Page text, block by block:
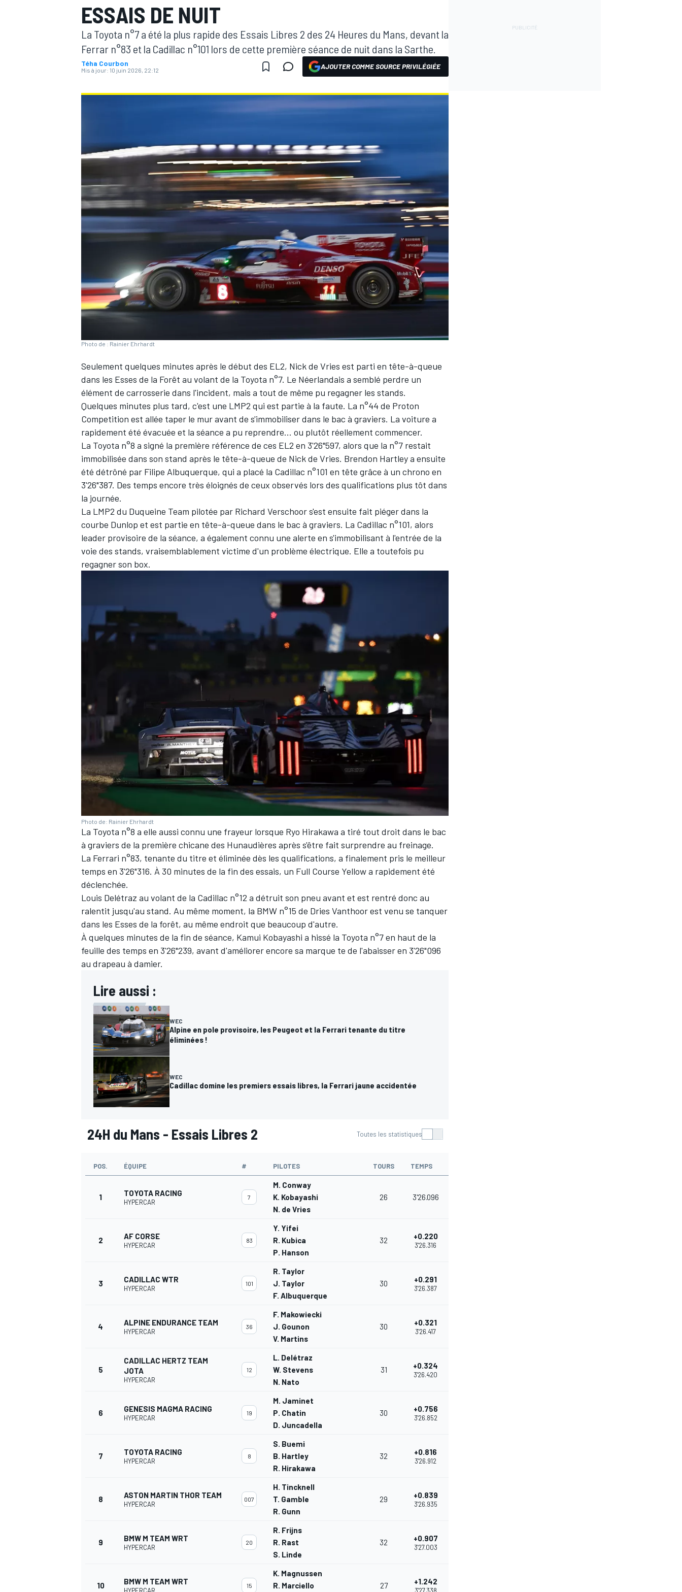
WEC
ESSAIS DE NUIT
La Toyota n°7 a été la plus rapide des Essais Libres 2 des 24 Heures du Mans, devant la
Ferrar n°83 et la Cadillac n°101 lors de cette première séance de nuit dans la Sarthe.
Téha Courbon
Mis à jour: 10 juin 2026, 22:12 AJOUTER COMME SOURCE PRIVILÉGIÉE
Photo de : Rainier Ehrhardt
Seulement quelques minutes après le début des EL2, Nick de Vries est parti en tête-à-queue
dans les Esses de la Forêt au volant de la Toyota n°7. Le Néerlandais a semblé perdre un
élément de carrosserie dans l'incident, mais a tout de même pu regagner les stands.
Quelques minutes plus tard, c'est une LMP2 qui est partie à la faute. La n°44 de Proton
Competition est allée taper le mur avant de s'immobiliser dans le bac à graviers. La voiture a
rapidement été évacuée et la séance a pu reprendre... ou plutôt réellement commencer.
La Toyota n°8 a signé la première référence de ces EL2 en 3'26"597, alors que la n°7 restait
immobilisée dans son stand après le tête-à-queue de Nick de Vries. Brendon Hartleya ensuite
été détrôné par Filipe Albuquerque, qui a placé la Cadillac n°101 en tête grâce à un chrono en
3'26"387. Des temps encore très éloignés de ceux observés lors des qualifications plus tôt dans
la journée.
La LMP2 du Duqueine Team pilotée par Richard Verschoor s'est ensuite fait piéger dans la
courbe Dunlop et est partie en tête-à-queue dans le bac à graviers. La Cadillac n°101, alors
leader provisoire de la séance, a également connu une alerte en s'immobilisant à l'entrée de la
voie des stands, vraisemblablement victime d'un problème électrique. Elle a toutefois pu
regagner son box.
Photo de: Rainier Ehrhardt
La Toyota n°8 a elle aussi connu une frayeur lorsque Ryo Hirakawa a tiré tout droit dans le bac
à graviers de la première chicane des Hunaudières après s'être fait surprendre au freinage.
La Ferrari n°83, tenante du titre et éliminée dès les qualifications, a finalement pris le meilleur
temps en 3'26"316. À 30 minutes de la fin des essais, un Full Course Yellow a rapidement été
déclenchée.
Louis Delétraz au volant de la Cadillac n°12 a détruit son pneu avant et est rentré donc au
ralentit jusqu'au stand. Au même moment, la BMW n°15 de Dries Vanthoorest venu se tanquer
dans les Esses de la forêt, au même endroit que beaucoup d'autre.
À quelques minutes de la fin de séance, Kamui Kobayashi a hissé la Toyota n°7 en haut de la
feuille des temps en 3'26"239, avant d'améliorer encore sa marque te de l'abaisser en 3'26"096
au drapeau à damier.
Lire aussi :
WEC
Alpine en pole provisoire, les Peugeot et la Ferrari tenante du titre
éliminées !
WEC
Cadillac domine les premiers essais libres, la Ferrari jaune accidentée
24H du Mans - Essais Libres 2 Toutes les statistiques
POS. ÉQUIPE # PILOTES TOURS TEMPS
1 TOYOTA RACING
HYPERCAR
7
M. Conway
K. Kobayashi
N. de Vries
26 3'26.096
2 AF CORSE
HYPERCAR
83
Y. Yifei
R. Kubica
P. Hanson
32 +0.220
3'26.316
3 CADILLAC WTR
HYPERCAR
101
R. Taylor
J. Taylor
F. Albuquerque
30 +0.291
3'26.387
4 ALPINE ENDURANCE TEAM
HYPERCAR
36
F. Makowiecki
J. Gounon
V. Martins
30 +0.321
3'26.417
5
CADILLAC HERTZ TEAM
JOTA
HYPERCAR
12
L. Delétraz
W. Stevens
N. Nato
31 +0.324
3'26.420
6 GENESIS MAGMA RACING
HYPERCAR
19
M. Jaminet
P. Chatin
D. Juncadella
30 +0.756
3'26.852
7 TOYOTA RACING
HYPERCAR
8
S. Buemi
B. Hartley
R. Hirakawa
32 +0.816
3'26.912
8 ASTON MARTIN THOR TEAM
HYPERCAR
007
H. Tincknell
T. Gamble
R. Gunn
29 +0.839
3'26.935
9 BMW M TEAM WRT
HYPERCAR
20
R. Frijns
R. Rast
S. Linde
32 +0.907
3'27.003
10 BMW M TEAM WRT
HYPERCAR
15
K. Magnussen
R. Marciello
27 +1.242
3'27.338